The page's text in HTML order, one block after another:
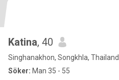
Katina, 40
Singhanakhon, Songkhla, Thailand
Söker: Man 35 - 55